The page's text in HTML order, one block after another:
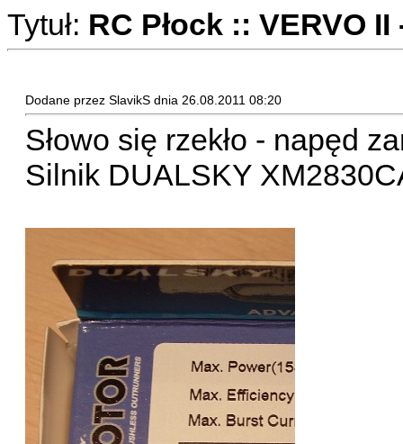
Tytuł: RC Płock :: VERVO
Dodane przez SlavikS dnia 26.08.2011 08:20
Słowo się rzekło - napęd
Silnik DUALSKY